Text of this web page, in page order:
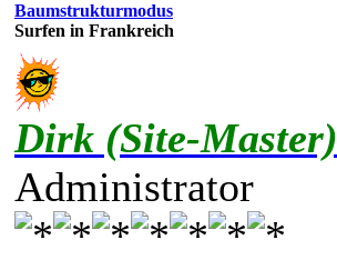
Baumstrukturmodus
Surfen in Frankreich
Dirk (Site-Master)
Administrator